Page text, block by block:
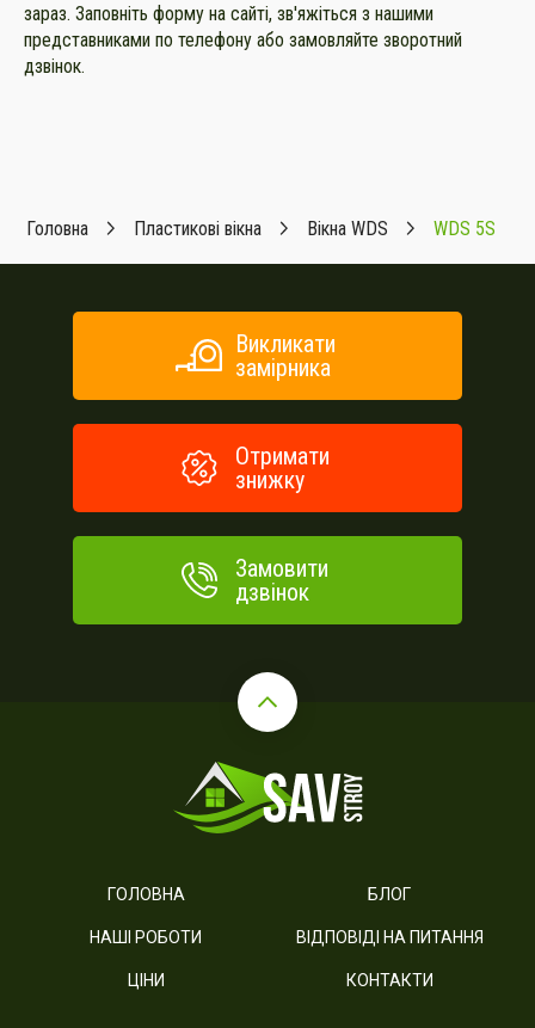
зараз. Заповніть форму на сайті, зв'яжіться з нашими
представниками по телефону або замовляйте зворотний
дзвінок.
Головна Пластикові вікна Вікна WDS WDS 5S
Викликати
замірника
Отримати
знижку
Замовити
дзвінок
ГОЛОВНА
НАШІ РОБОТИ
ЦІНИ
БЛОГ
ВІДПОВІДІ НА ПИТАННЯ
КОНТАКТИ